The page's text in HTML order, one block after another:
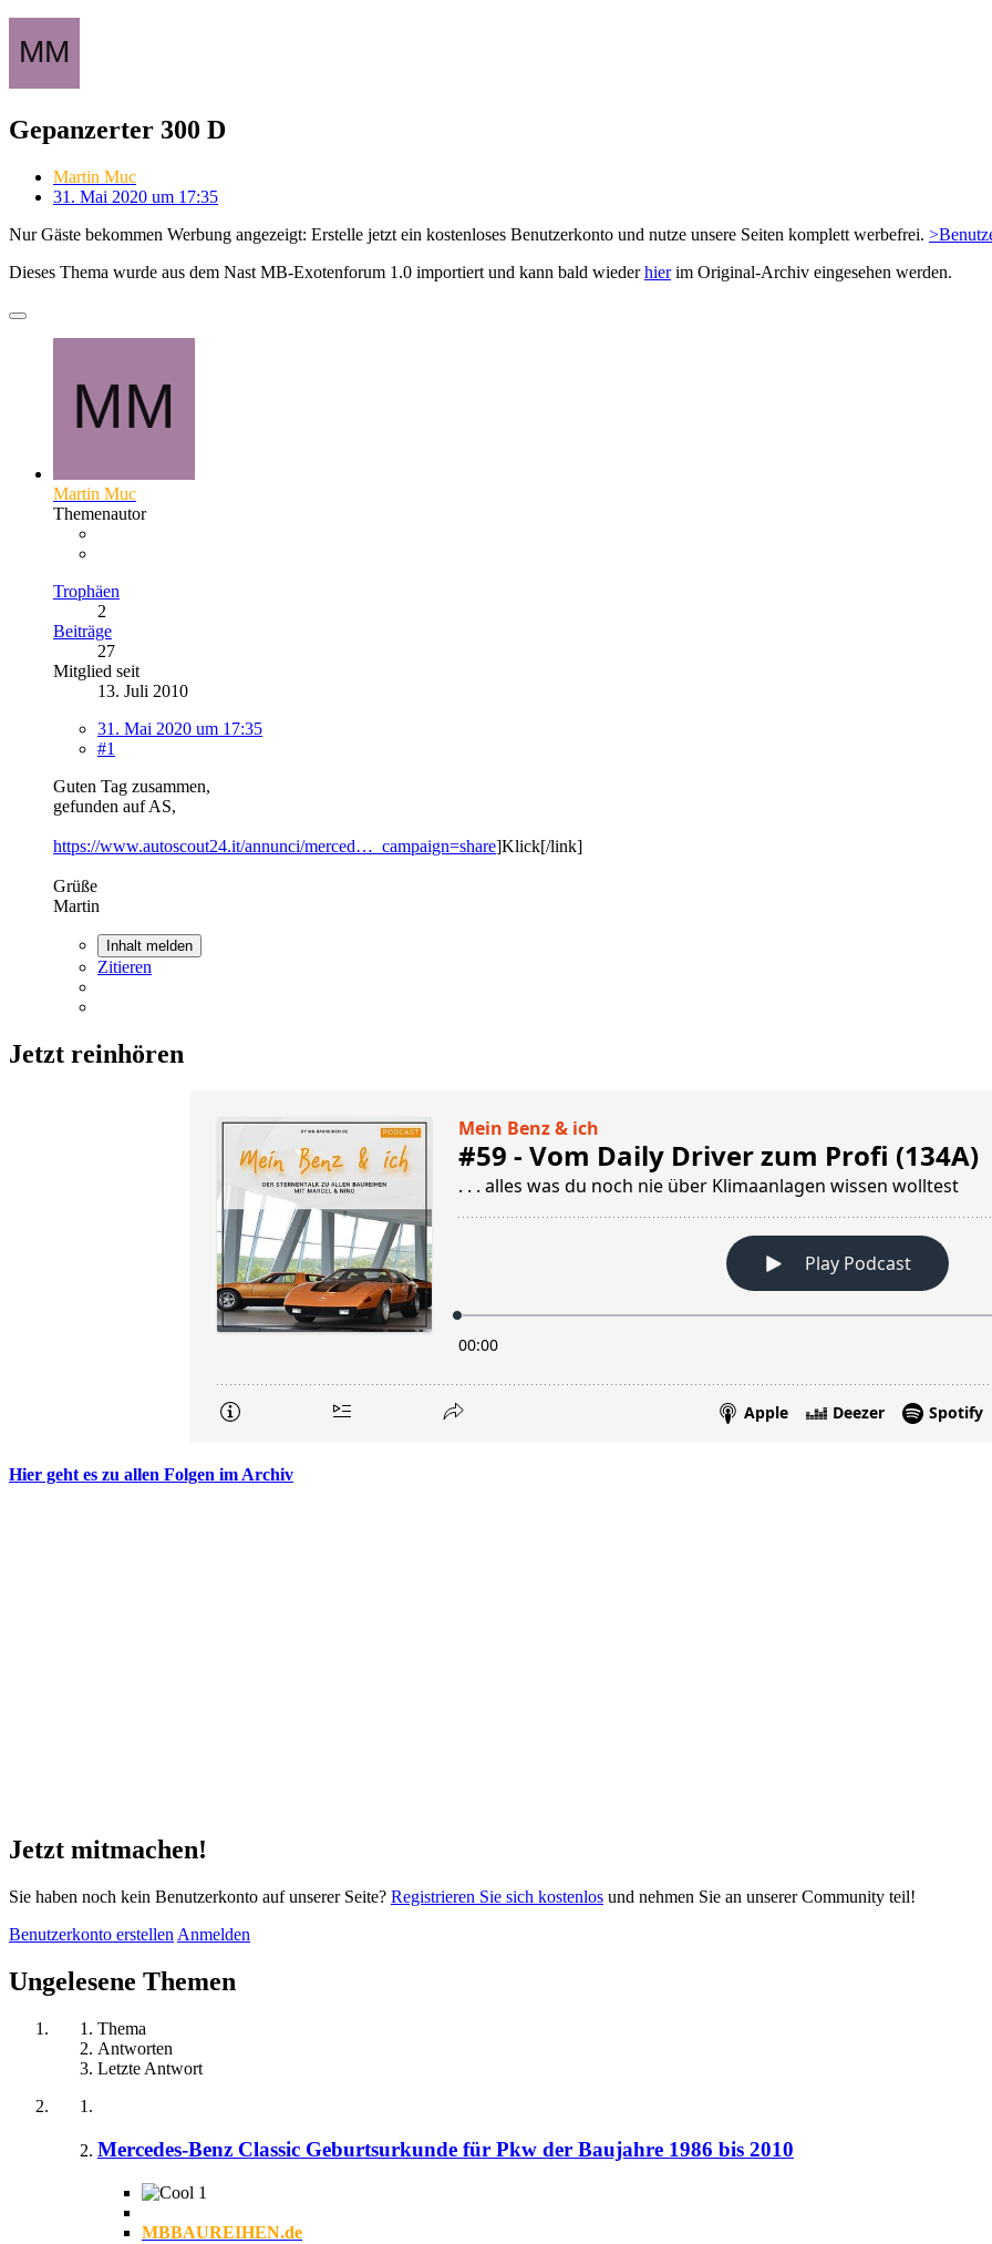
Gepanzerter 300 D
Martin Muc
31. Mai 2020 um 17:35
Nur Gäste bekommen Werbung angezeigt: Erstelle jetzt ein kostenloses Benutzerkonto und nutze unsere Seiten komplett werbefrei.
Dieses Thema wurde aus dem Nast MB-Exotenforum 1.0 importiert und kann bald wiederhierim Original-Archiv eingesehen werden.
Martin Muc
Themenautor
Trophäen
2
Beiträge
27
Mitglied seit
13. Juli 2010
31. Mai 2020 um 17:35
#1
Guten Tag zusammen,
gefunden auf AS,
https://www.autoscout24.it/annunci/merced…_campaign=share]Klick[/link]
Grüße
Martin
Inhalt melden
Zitieren
Jetzt reinhören
Hier geht es zu allen Folgen im Archiv
Jetzt mitmachen!
Sie haben noch kein Benutzerkonto auf unserer Seite? Registrieren Sie sich kostenlos und nehmen Sie an unserer Community teil!
Benutzerkonto erstellen Anmelden
Ungelesene Themen
Thema
Antworten
Letzte Antwort
Mercedes-Benz Classic Geburtsurkunde für Pkw der Baujahre 1986 bis 2010
1
MBBAUREIHEN.de